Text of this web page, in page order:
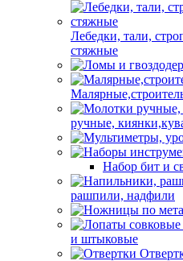
Лебедки, тали,
стяжные
ручные,
Набор бит и
рашпили, надфили
и штыковые